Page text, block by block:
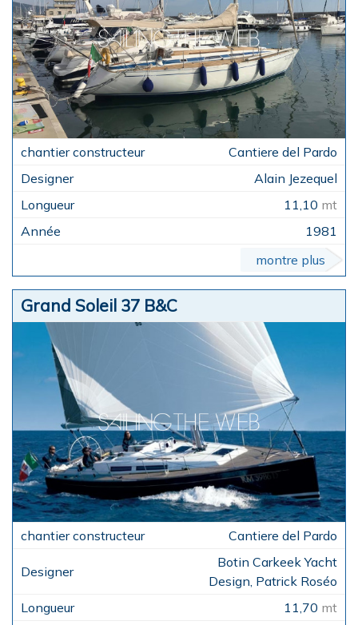
Cantiere del Pardo
Alain Jezequel
11,10 mt
1981
montre plus
Grand Soleil 37 B&C
Cantiere del Pardo
Botin Carkeek Yacht
Design, Patrick Roséo
11,70 mt